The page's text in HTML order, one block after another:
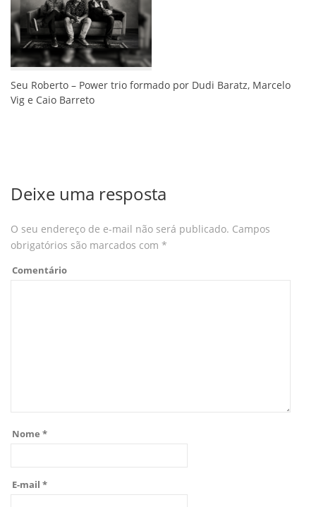
Seu Roberto – Power trio formado por Dudi Baratz, Marcelo
Vig e Caio Barreto
Deixe uma resposta
O seu endereço de e-mail não será publicado. Campos
obrigatórios são marcados com *
Comentário
Nome *
E-mail *